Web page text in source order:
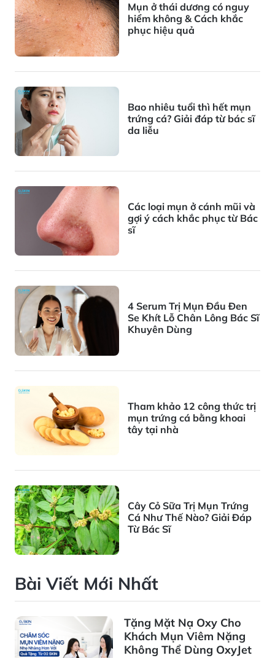
Mụn ở thái dương có nguy
hiểm không & Cách khắc
phục hiệu quả
Bao nhiêu tuổi thì hết mụn
trứng cá? Giải đáp từ bác sĩ
da liễu
Các loại mụn ở cánh mũi và
gợi ý cách khắc phục từ Bác
sĩ
4 Serum Trị Mụn Đầu Đen
Se Khít Lỗ Chân Lông Bác Sĩ
Khuyên Dùng
Tham khảo 12 công thức trị
mụn trứng cá bằng khoai
tây tại nhà
Cây Cỏ Sữa Trị Mụn Trứng
Cá Như Thế Nào? Giải Đáp
Từ Bác Sĩ
Bài Viết Mới Nhất
Tặng Mặt Nạ Oxy Cho
Khách Mụn Viêm Nặng
Không Thể Dùng OxyJet